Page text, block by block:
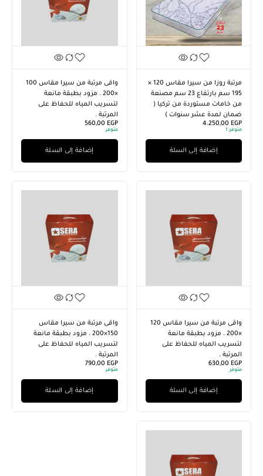
مرتبة روزا من سيرا مقاس 120 ×
195 سم بارتفاع 23 سم مصنعة
من خامات مستوردة من تركيا (
ضمان لمدة عشر سنوات )
4.250,00 EGP
متوفر:
إضافة إلى السلة
واقى مرتبة من سيرا مقاس 100
×200 . مزود بطبقة مانعة
لتسريب المياه للحفاظ على
المرتبة .
560,00 EGP
متوفر
إضافة إلى السلة
واقى مرتبة من سيرا مقاس 120
×200 . مزود بطبقة مانعة
لتسريب المياه للحفاظ على
المرتبة .
630,00 EGP
متوفر
إضافة إلى السلة
واقى مرتبة من سيرا مقاس
150×200 . مزود بطبقة مانعة
لتسريب المياه للحفاظ على
المرتبة .
790,00 EGP
متوفر
إضافة إلى السلة